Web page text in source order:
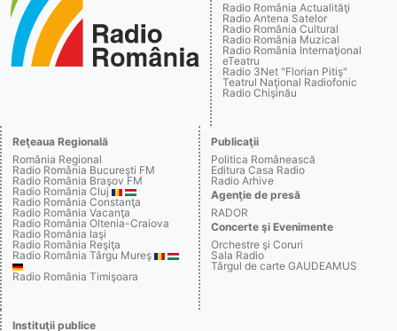
Radio România Actualităţi
Radio Antena Satelor
Radio România Cultural
Radio România Muzical
Radio România Internaţional
eTeatru
Radio 3Net "Florian Pitiş"
Teatrul Naţional Radiofonic
Radio Chişinău
Reţeaua Regională
România Regional
Radio România Bucureşti FM
Radio România Braşov FM
Radio România Cluj
Radio România Constanţa
Radio România Vacanţa
Radio România Oltenia-Craiova
Radio România Iaşi
Radio România Reşiţa
Radio România Târgu Mureş
Radio România Timişoara
Publicaţii
Politica Românească
Editura Casa Radio
Radio Arhive
Agenţie de presă
RADOR
Concerte şi Evenimente
Orchestre şi Coruri
Sala Radio
Târgul de carte GAUDEAMUS
Instituţii publice